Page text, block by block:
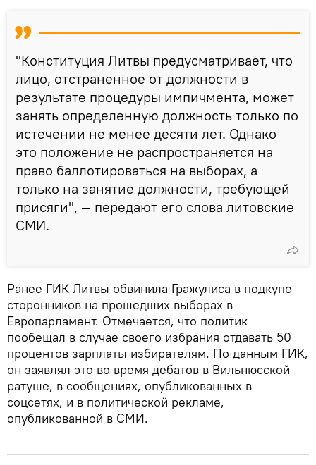
"Конституция Литвы предусматривает, что
лицо, отстраненное от должности в
результате процедуры импичмента, может
занять определенную должность только по
истечении не менее десяти лет. Однако
это положение не распространяется на
право баллотироваться на выборах, а
только на занятие должности, требующей
присяги", — передают его слова литовские
СМИ.
Ранее ГИК Литвы обвинила Гражулиса в подкупе
сторонников на прошедших выборах в
Европарламент. Отмечается, что политик
пообещал в случае своего избрания отдавать 50
процентов зарплаты избирателям. По данным ГИК,
он заявлял это во время дебатов в Вильнюсской
ратуше, в сообщениях, опубликованных в
соцсетях, и в политической рекламе,
опубликованной в СМИ.